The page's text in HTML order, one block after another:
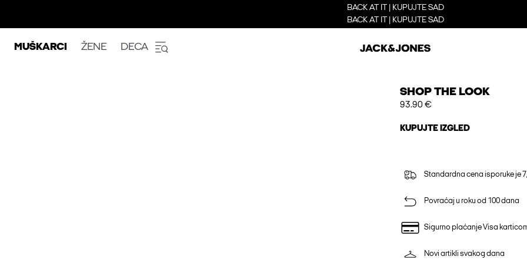
BACK AT IT | KUPUJTE SAD
BACK AT IT | KUPUJTE SAD
MUŠKARCI ŽENE DECA
SHOP THE LOOK
93.90 €
KUPUJTE IZGLED
Standardna cena isporuke je
Povraćaj u roku od 100 dana
Sigurno plaćanje Visa
Novi artikli svakog dana